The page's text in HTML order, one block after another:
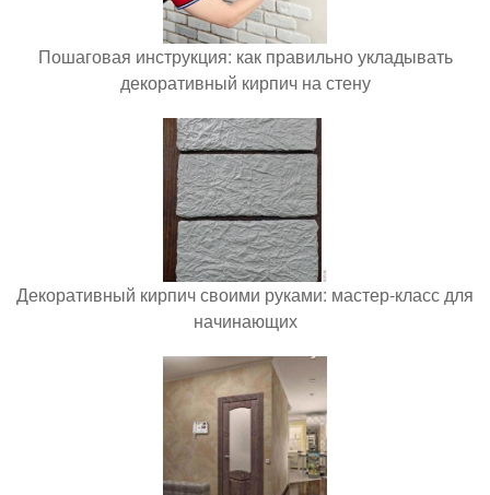
Пошаговая инструкция: как правильно укладывать
декоративный кирпич на стену
Декоративный кирпич своими руками: мастер-класс для
начинающих